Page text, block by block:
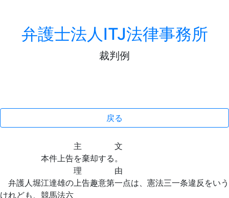
弁護士法人ITJ法律事務所
裁判例
戻る
主 文
本件上告を棄却する。
理 由
弁護人堀江達雄の上告趣意第一点は、憲法三一条違反をいう
けれども、競馬法六